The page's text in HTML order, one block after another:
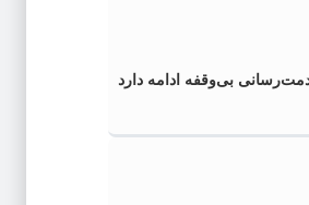
بی‌وقفه ادامه دارد